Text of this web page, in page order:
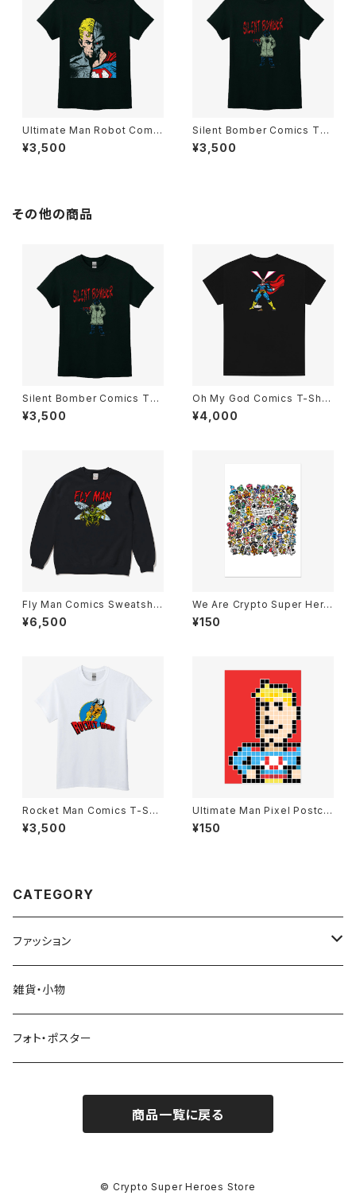
Ultimate Man Robot Comic
s T-Shirts Black
¥3,500
Silent Bomber Comics T-S
hirts Black
¥3,500
その他の商品
Silent Bomber Comics T-S
hirts Black
¥3,500
Oh My God Comics T-Shirt
s Black
¥4,000
Fly Man Comics Sweatshirt
Black
¥6,500
We Are Crypto Super Hero
es Postcard
¥150
Rocket Man Comics T-Shir
ts White
¥3,500
Ultimate Man Pixel Postcar
d
¥150
CATEGORY
ファッション
Tシャツ
スウェットシャツ
雑貨・小物
フォト・ポスター
商品一覧に戻る
© Crypto Super Heroes Store